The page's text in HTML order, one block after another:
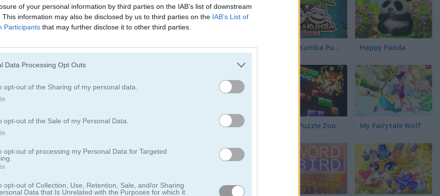
of your personal information by third parties on the IAB’s list of downstream
This information may also be disclosed by us to third parties on the IAB’s List of
Participants that may further disclose it to other third parties.
Data Processing Opt Outs
opt-out of the Sharing of my personal data.
opt-out of the Sale of my Personal Data.
opt-out of processing my Personal Data for Targeted
opt-out of Collection, Use, Retention, Sale, and/or Sharing
Data that Is Unrelated with the Purposes for which it
Juegos De Cerdos Juegos De Conejos
Juegos De Ovejas
un buscaminas lo más rápido posible
del clásico Buscaminas. Tu objetivo es encontrar 10 gatos ocultos que
Kiba & Kumba Puzzle Happy Panda
Blocks Puzzle Zoo My Fairytale Wolf